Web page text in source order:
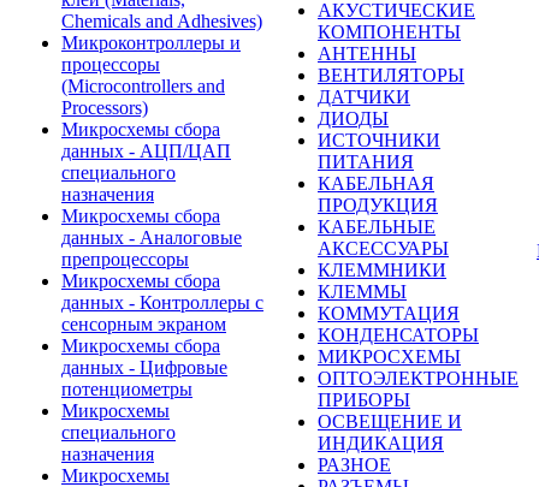
Chemicals and Adhesives)
Микроконтроллеры и
процессоры
(Microcontrollers and
Processors)
Микросхемы сбора
данных - АЦП/ЦАП
специального
назначения
Микросхемы сбора
данных - Аналоговые
препроцессоры
Микросхемы сбора
данных - Контроллеры с
сенсорным экраном
Микросхемы сбора
данных - Цифровые
потенциометры
Микросхемы
специального
назначения
Микросхемы
АКУСТИЧЕСКИЕ
КОМПОНЕНТЫ
АНТЕННЫ
ВЕНТИЛЯТОРЫ
ДАТЧИКИ
ДИОДЫ
ИСТОЧНИКИ
ПИТАНИЯ
КАБЕЛЬНАЯ
ПРОДУКЦИЯ
КАБЕЛЬНЫЕ
АКСЕССУАРЫ
КЛЕММНИКИ
КЛЕММЫ
КОММУТАЦИЯ
КОНДЕНСАТОРЫ
МИКРОСХЕМЫ
ОПТОЭЛЕКТРОННЫЕ
ПРИБОРЫ
ОСВЕЩЕНИЕ И
ИНДИКАЦИЯ
РАЗНОЕ